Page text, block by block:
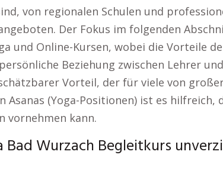
von regionalen Schulen und
Der Fokus im folgenden
und Online-Kursen, wobei die Vorteile
Beziehung zwischen Lehrer
Vorteil, der für viele von
Asanas (Yoga-Positionen) ist es hilfreich,
vornehmen kann.
Bad Wurzach Begleitkurs